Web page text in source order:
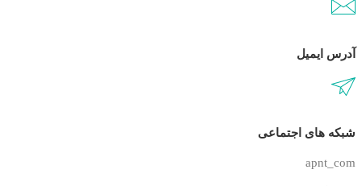
آدرس ایمیل
شبکه های اجتماعی
apnt_com